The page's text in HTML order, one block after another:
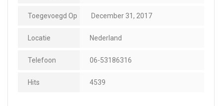
Toegevoegd Op December 31, 2017
Locatie Nederland
Telefoon 06-53186316
Hits 4539